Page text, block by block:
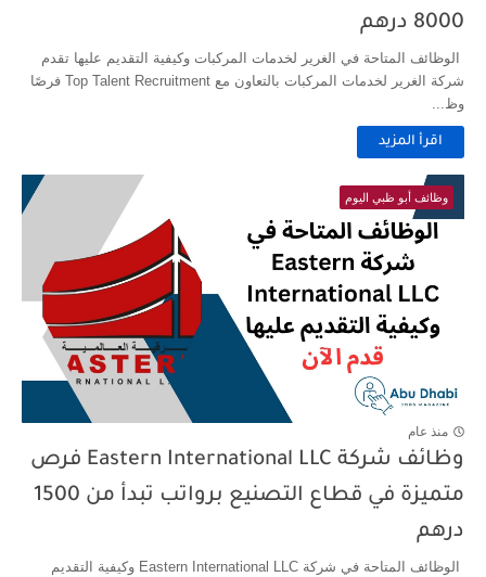
8000 درهم
الوظائف المتاحة في الغرير لخدمات المركبات وكيفية التقديم عليها تقدم
شركة الغرير لخدمات المركبات بالتعاون مع Top Talent Recruitment فرصًا
وظ...
اقرأ المزيد
وظائف أبو ظبي اليوم
منذ عام
وظائف شركة Eastern International LLC فرص
متميزة في قطاع التصنيع برواتب تبدأ من 1500
درهم
الوظائف المتاحة في شركة Eastern International LLC وكيفية التقديم